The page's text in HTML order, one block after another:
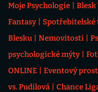
Moje Psychologie Blesk
Fantasy
Spotřebitelské
Blesku
Nemovitosti
psychologické mýty
ONLINE
Eventový
vs. Pudilová
Chance